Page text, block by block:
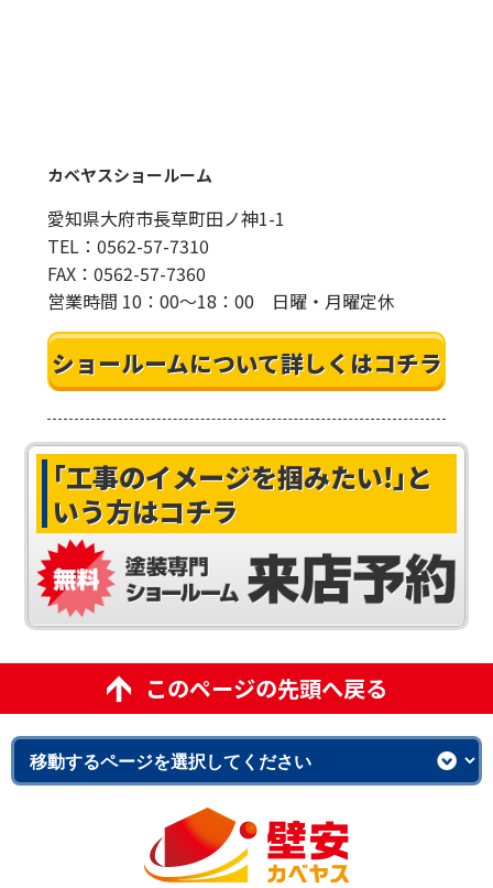
カベヤスショールーム
愛知県大府市長草町田ノ神1-1
TEL：0562-57-7310
FAX：0562-57-7360
営業時間 10：00～18：00 日曜・月曜定休
ショールームについて詳しくはコチラ
｢工事のイメージを掴みたい!｣と
いう方はコチラ
このページの先頭へ戻る